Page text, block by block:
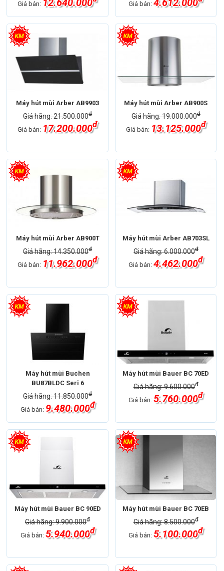
Giá bán: Giá bán:
Máy hút mùi Arber AB9903
Giá hãng: 21.500.000đ
Giá bán: 17.200.000đ
Máy hút mùi Arber AB900S
Giá hãng: 19.000.000đ
Giá bán: 13.125.000đ
Máy hút mùi Arber AB900T
Giá hãng: 14.350.000đ
Giá bán: 11.962.000đ
Máy hút mùi Arber AB703SL
Giá hãng: 6.000.000đ
Giá bán:4.462.000đ
Máy hút mùi Buchen
BU87BLDC Seri 6
Giá hãng: 11.850.000đ
Giá bán: 9.480.000đ
Máy hút mùi Bauer BC 70ED
Giá hãng: 9.600.000đ
Giá bán:5.760.000đ
Máy hút mùi Bauer BC 90ED
Giá hãng: 9.900.000đ
Giá bán: 5.940.000đ
Máy hút mùi Bauer BC 70EB
Giá hãng: 8.500.000đ
Giá bán:5.100.000đ